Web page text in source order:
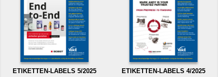
ETIKETTEN-LABELS 5/2025 ETIKETTEN-LABELS 4/2025